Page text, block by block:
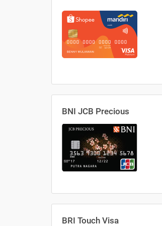
BNI JCB Precious
BRI Touch Visa